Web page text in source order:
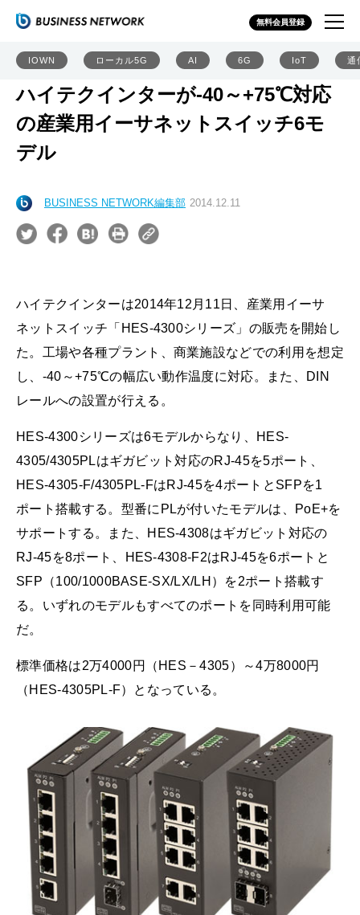
無料会員登録
IOWN ローカル5G AI 6G IoT 通
ハイテクインターが-40～+75℃対応
の産業用イーサネットスイッチ6モ
デル
BUSINESS NETWORK編集部 2014.12.11
ハイテクインターは2014年12月11日、産業用イーサ
ネットスイッチ「HES-4300シリーズ」の販売を開始し
た。工場や各種プラント、商業施設などでの利用を想定
し、-40～+75℃の幅広い動作温度に対応。また、DIN
レールへの設置が行える。
HES-4300シリーズは6モデルからなり、HES-
4305/4305PLはギガビット対応のRJ-45を5ポート、
HES-4305-F/4305PL-FはRJ-45を4ポートとSFPを1
ポート搭載する。型番にPLが付いたモデルは、PoE+を
サポートする。また、HES-4308はギガビット対応の
RJ-45を8ポート、HES-4308-F2はRJ-45を6ポートと
SFP（100/1000BASE-SX/LX/LH）を2ポート搭載す
る。いずれのモデルもすべてのポートを同時利用可能
だ。
標準価格は2万4000円（HES－4305）～4万8000円
（HES-4305PL-F）となっている。